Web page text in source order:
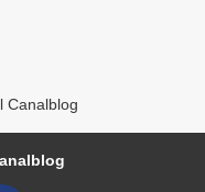
Canalblog